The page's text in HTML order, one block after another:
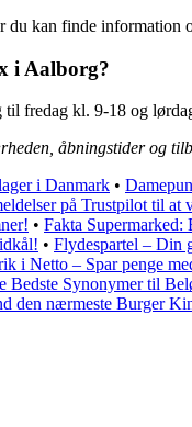
kan finde information
i Aalborg?
til fredag kl. 9-18 og
åbningstider og
i Danmark •
på Trustpilot til
• Fakta
• Flydespartel – Din
i Netto – Spar penge
Bedste Synonymer til
nærmeste Burger